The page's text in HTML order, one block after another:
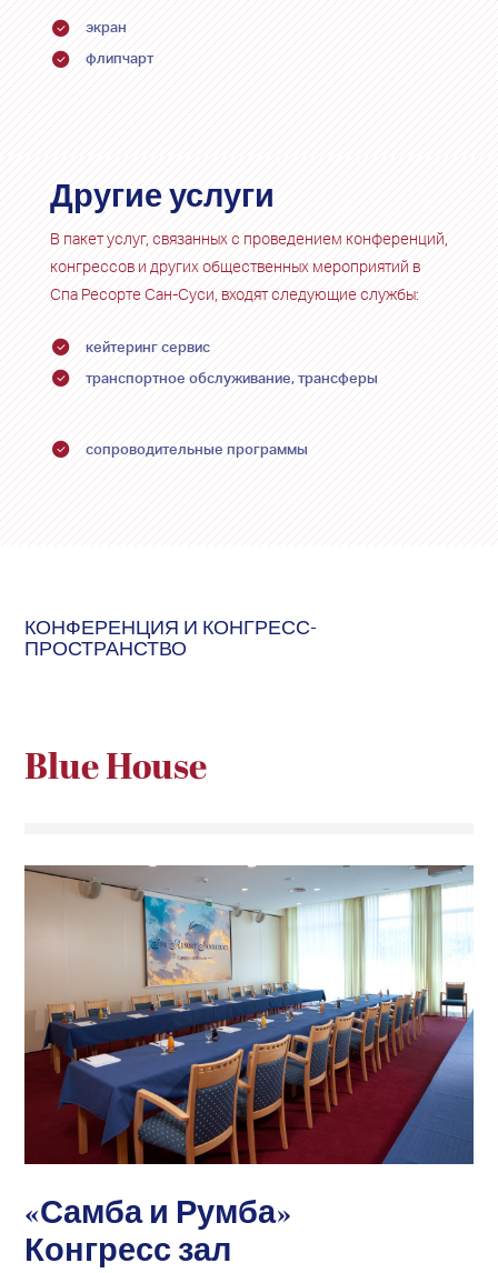
экран
флипчарт
Другие услуги
В пакет услуг, связанных с проведением конференций,
конгрессов и других общественных мероприятий в
Спа Ресорте Сан-Суси, входят следующие службы:
кейтеринг сервис
транспортное обслуживание, трансферы
сопроводительные программы
КОНФЕРЕНЦИЯ И КОНГРЕСС-
ПРОСТРАНСТВО
Blue House
«Самба и Румба»
Конгресс зал